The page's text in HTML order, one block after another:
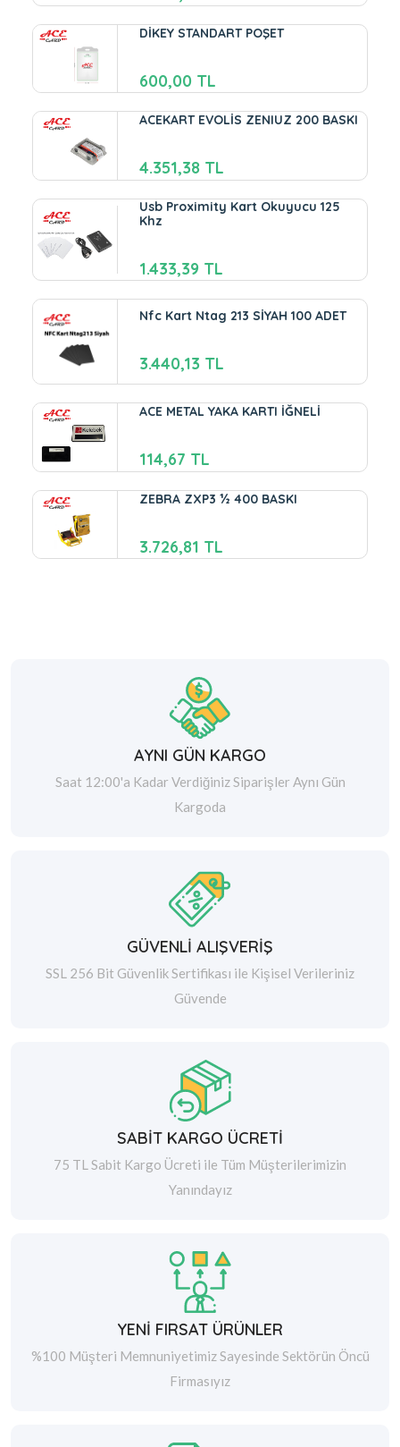
DİKEY STANDART POŞET
600,00 TL
ACEKART EVOLİS ZENIUZ 200 BASKI
4.351,38 TL
Usb Proximity Kart Okuyucu 125
Khz
1.433,39 TL
Nfc Kart Ntag 213 SİYAH 100 ADET
3.440,13 TL
ACE METAL YAKA KARTI İĞNELİ
114,67 TL
ZEBRA ZXP3 ½ 400 BASKI
3.726,81 TL
AYNI GÜN KARGO
Saat 12:00'a Kadar Verdiğiniz Siparişler Aynı Gün
Kargoda
GÜVENLİ ALIŞVERİŞ
SSL 256 Bit Güvenlik Sertifikası ile Kişisel Verileriniz
Güvende
SABİT KARGO ÜCRETİ
75 TL Sabit Kargo Ücreti ile Tüm Müşterilerimizin
Yanındayız
YENİ FIRSAT ÜRÜNLER
%100 Müşteri Memnuniyetimiz Sayesinde Sektörün Öncü
Firmasıyız